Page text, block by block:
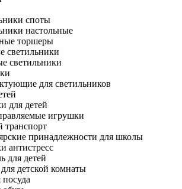
споты
настольные
торшеры
светильники
светильники
для светильников
для детей
игрушки
транспорт
принадлежности для школы
антистресс
для детей
детской комнаты
посуда